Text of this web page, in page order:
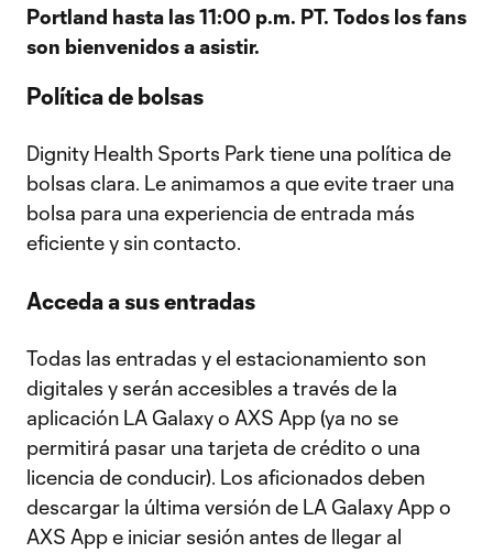
Portland hasta las 11:00 p.m. PT. Todos los fans
son bienvenidos a asistir.
Política de bolsas
Dignity Health Sports Park tiene una política de
bolsas clara. Le animamos a que evite traer una
bolsa para una experiencia de entrada más
eficiente y sin contacto.
Acceda a sus entradas
Todas las entradas y el estacionamiento son
digitales y serán accesibles a través de la
aplicación LA Galaxy o AXS App (ya no se
permitirá pasar una tarjeta de crédito o una
licencia de conducir). Los aficionados deben
descargar la última versión de LA Galaxy App o
AXS App e iniciar sesión antes de llegar al